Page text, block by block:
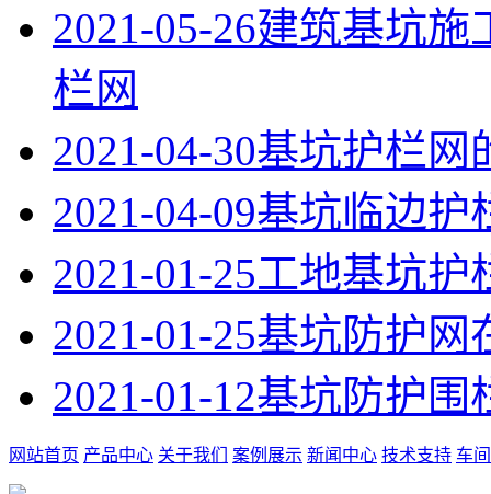
2021-05-26建筑基坑施
栏网
2021-04-30基坑护栏网
2021-04-09基坑临边护
2021-01-25工地基坑护
2021-01-25基坑防护网
2021-01-12基坑防护围
网站首页 产品中心 关于我们 案例展示 新闻中心 技术支持 车